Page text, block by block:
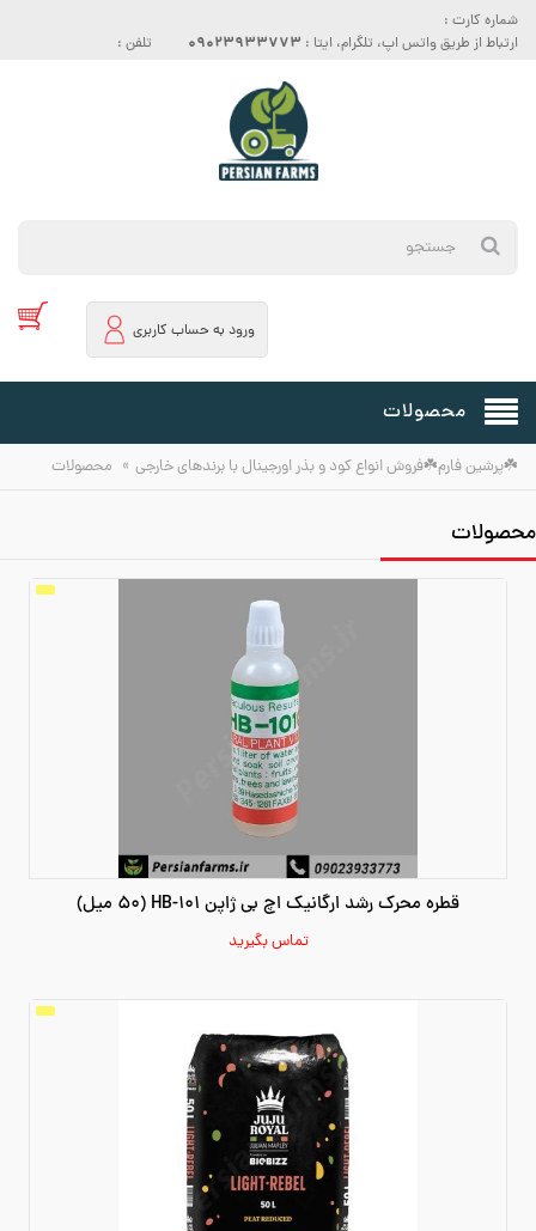
شماره کارت :
ارتباط از طریق واتس اپ، تلگرام، ایتا : 09023933773 تلفن :
ورود به حساب کاربری
محصولات
☘️پرشین فارم☘️فروش انواع کود و بذر اورجینال با برندهای خارجی » محصولات
محصولات
قطره محرک رشد ارگانیک اچ بی ژاپن HB-101 (50 میل)
تماس بگیرید